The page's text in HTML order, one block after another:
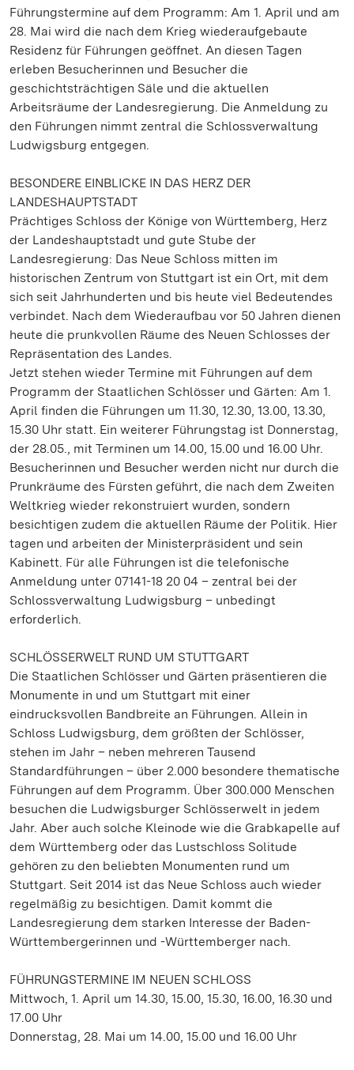
Führungstermine auf dem Programm: Am 1. April und am
28. Mai wird die nach dem Krieg wiederaufgebaute
Residenz für Führungen geöffnet. An diesen Tagen
erleben Besucherinnen und Besucher die
geschichtsträchtigen Säle und die aktuellen
Arbeitsräume der Landesregierung. Die Anmeldung zu
den Führungen nimmt zentral die Schlossverwaltung
Ludwigsburg entgegen.
BESONDERE EINBLICKE IN DAS HERZ DER
LANDESHAUPTSTADT
Prächtiges Schloss der Könige von Württemberg, Herz
der Landeshauptstadt und gute Stube der
Landesregierung: Das Neue Schloss mitten im
historischen Zentrum von Stuttgart ist ein Ort, mit dem
sich seit Jahrhunderten und bis heute viel Bedeutendes
verbindet. Nach dem Wiederaufbau vor 50 Jahren dienen
heute die prunkvollen Räume des Neuen Schlosses der
Repräsentation des Landes.
Jetzt stehen wieder Termine mit Führungen auf dem
Programm der Staatlichen Schlösser und Gärten: Am 1.
April finden die Führungen um 11.30, 12.30, 13.00, 13.30,
15.30 Uhr statt. Ein weiterer Führungstag ist Donnerstag,
der 28.05., mit Terminen um 14.00, 15.00 und 16.00 Uhr.
Besucherinnen und Besucher werden nicht nur durch die
Prunkräume des Fürsten geführt, die nach dem Zweiten
Weltkrieg wieder rekonstruiert wurden, sondern
besichtigen zudem die aktuellen Räume der Politik. Hier
tagen und arbeiten der Ministerpräsident und sein
Kabinett. Für alle Führungen ist die telefonische
Anmeldung unter 07141-18 20 04 – zentral bei der
Schlossverwaltung Ludwigsburg – unbedingt
erforderlich.
SCHLÖSSERWELT RUND UM STUTTGART
Die Staatlichen Schlösser und Gärten präsentieren die
Monumente in und um Stuttgart mit einer
eindrucksvollen Bandbreite an Führungen. Allein in
Schloss Ludwigsburg, dem größten der Schlösser,
stehen im Jahr – neben mehreren Tausend
Standardführungen – über 2.000 besondere thematische
Führungen auf dem Programm. Über 300.000 Menschen
besuchen die Ludwigsburger Schlösserwelt in jedem
Jahr. Aber auch solche Kleinode wie die Grabkapelle auf
dem Württemberg oder das Lustschloss Solitude
gehören zu den beliebten Monumenten rund um
Stuttgart. Seit 2014 ist das Neue Schloss auch wieder
regelmäßig zu besichtigen. Damit kommt die
Landesregierung dem starken Interesse der Baden-
Württembergerinnen und -Württemberger nach.
FÜHRUNGSTERMINE IM NEUEN SCHLOSS
Mittwoch, 1. April um 14.30, 15.00, 15.30, 16.00, 16.30 und
17.00 Uhr
Donnerstag, 28. Mai um 14.00, 15.00 und 16.00 Uhr